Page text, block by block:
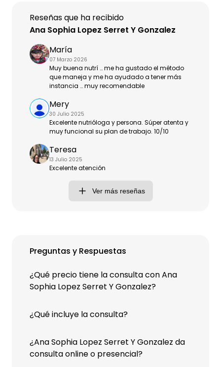
Preguntas y Respuestas
¿Qué precio tiene la consulta con Ana
Sophia Lopez Serret Y Gonzalez?
¿Qué incluye la consulta?
¿Ana Sophia Lopez Serret Y Gonzalez da
consulta online o presencial?
Reseñas que ha recibido
Ana Sophia Lopez Serret Y Gonzalez
María
07 Marzo 2026
Muy buena nutrí … me ha gustado el método
que maneja y me ha ayudado a tener más
instancia … muy recomendable
Mery
30 Julio 2025
Excelente nutrióloga y persona. Súper atenta y
muy funcional su plan de trabajo. 10/10
Teresa
13 Julio 2025
Excelente atención
Ver más reseñas